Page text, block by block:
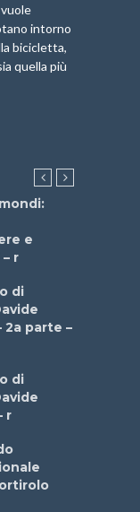
intorno
bicicletta,
quella più
e
r
di
2a parte –
di
r